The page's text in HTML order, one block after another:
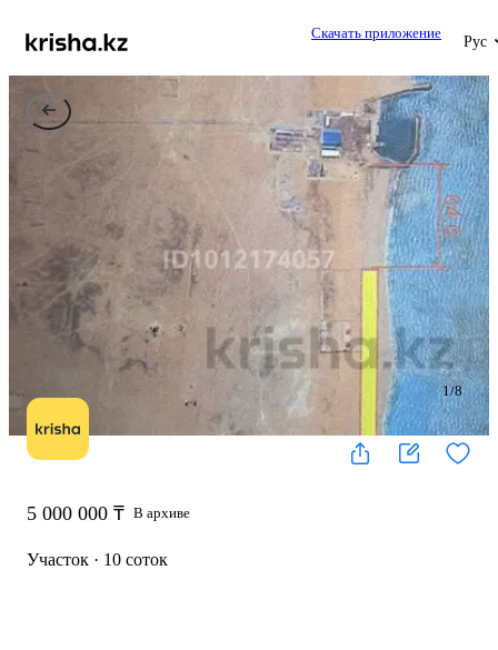
Скачать приложение
Рус
1/8
5 000 000 ₸ В архиве
Участок · 10 соток